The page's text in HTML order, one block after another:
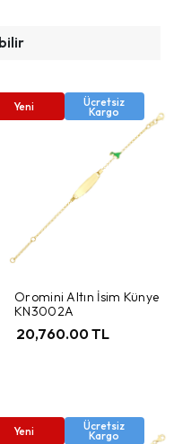
Yeni Ücretsiz
Kargo
Oromini Altın İsim Künye
KN3002A
20,760.00 TL
Yeni Ücretsiz
Kargo